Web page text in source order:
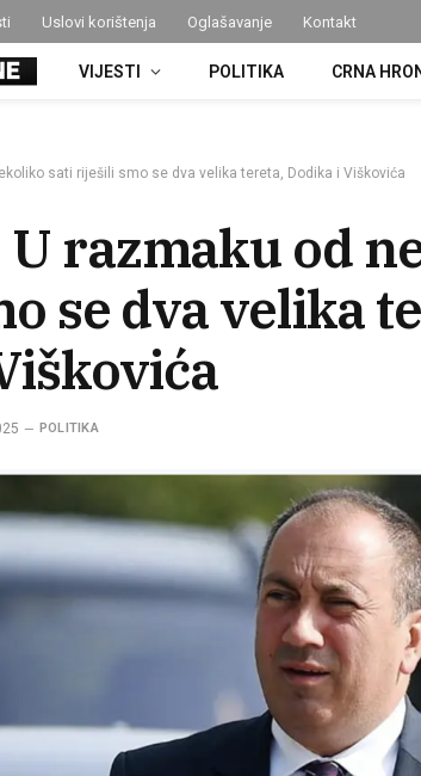
Uslovi korištenja Oglašavanje Kontakt
VIJESTI POLITIKA CRNA
sati riješili smo se dva velika tereta, Dodika i Viškovića
razmaku od
se dva velika
POLITIKA